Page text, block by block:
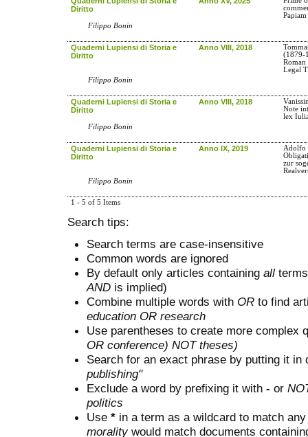
Diritto
Filippo Bonin
Quaderni Lupiensi di Storia e
Diritto
Anno VIII, 2018
(1879-
Legal
Filippo Bonin
Quaderni Lupiensi di Storia e
Diritto
Anno VIII, 2018
Note
lex
Filippo Bonin
Quaderni Lupiensi di Storia e
Diritto
Anno IX, 2019
Adolfo
zur
Filippo Bonin
1 - 5 of 5 Items
Search tips:
Search terms are case-insensitive
Common words are ignored
By default only articles containing all
AND is implied)
Combine multiple words with OR to find
education OR research
Use parentheses to create more complex
OR conference) NOT theses)
Search for an exact phrase by putting it
publishing"
Exclude a word by prefixing it with - or
politics
Use * in a term as a wildcard to match
moralitywould match documents